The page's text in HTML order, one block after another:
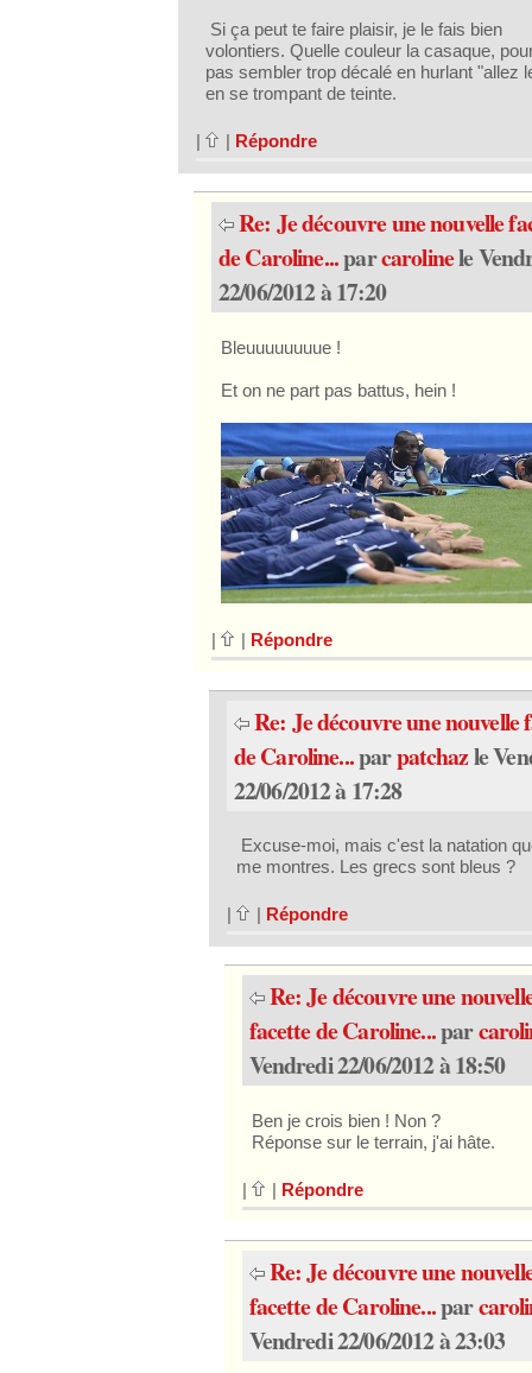
Si ça peut te faire plaisir, je le fais bien
volontiers. Quelle couleur la casaque,
pas sembler trop décalé en hurlant "allez
en se trompant de teinte.
| | Répondre
Re: Je découvre une nouvelle
de Caroline...parcarolinele
22/06/2012 à 17:20
Bleuuuuuuuue !
Et on ne part pas battus, hein !
| | Répondre
Re: Je découvre une nouvelle
de Caroline...parpatchazle
22/06/2012 à 17:28
Excuse-moi, mais c'est la natation
me montres. Les grecs sont bleus ?
| | Répondre
Re: Je découvre une
facette de Caroline...par
Vendredi 22/06/2012 à 18:50
Ben je crois bien ! Non ?
Réponse sur le terrain, j'ai hâte.
| | Répondre
Re: Je découvre une
facette de Caroline...par
Vendredi 22/06/2012 à 23:03